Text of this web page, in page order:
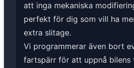
att inga mekaniska
perfekt för dig som vill ha
extra slitage.
Vi programmerar även bort
fartspärr för att uppnå bilens